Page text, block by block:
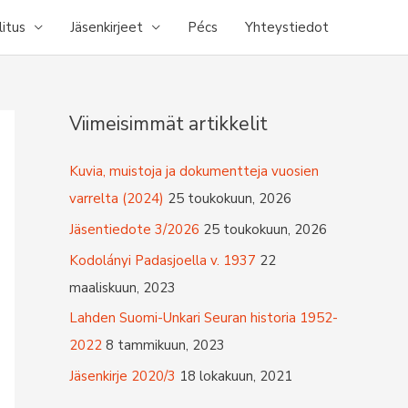
Jäsenkirjeet Pécs Yhteystiedot
Viimeisimmät artikkelit
Kuvia, muistoja ja dokumentteja vuosien
varrelta (2024) 25 toukokuun, 2026
Jäsentiedote 3/2026 25 toukokuun, 2026
Kodolányi Padasjoella v. 1937 22
maaliskuun, 2023
Lahden Suomi-Unkari Seuran historia 1952-
2022 8 tammikuun, 2023
Jäsenkirje 2020/3 18 lokakuun, 2021